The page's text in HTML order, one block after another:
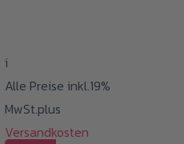
i
Alle Preise inkl.19%
MwSt.plus
Versandkosten